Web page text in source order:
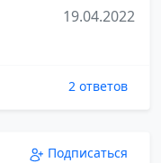
19.04.2022
2 ответов
Подписаться